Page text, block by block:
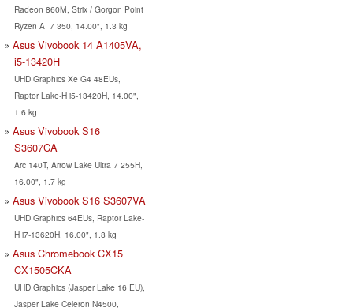
Radeon 860M, Strix / Gorgon Point
Ryzen AI 7 350, 14.00", 1.3 kg
Asus Vivobook 14 A1405VA,
i5-13420H
UHD Graphics Xe G4 48EUs,
Raptor Lake-H i5-13420H, 14.00",
1.6 kg
Asus Vivobook S16
S3607CA
Arc 140T, Arrow Lake Ultra 7 255H,
16.00", 1.7 kg
Asus Vivobook S16 S3607VA
UHD Graphics 64EUs, Raptor Lake-
H i7-13620H, 16.00", 1.8 kg
Asus Chromebook CX15
CX1505CKA
UHD Graphics (Jasper Lake 16 EU),
Jasper Lake Celeron N4500,